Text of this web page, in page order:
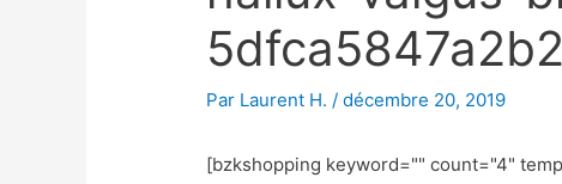
5dfca5847a2b2
Par Laurent H./décembre 20, 2019
[bzkshopping keyword="" count="4"